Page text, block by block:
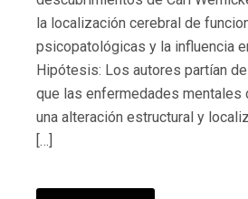
la localización cerebral de
psicopatológicas y la influencia
Hipótesis: Los autores partían
que las enfermedades mentales
una alteración estructural y
[…]